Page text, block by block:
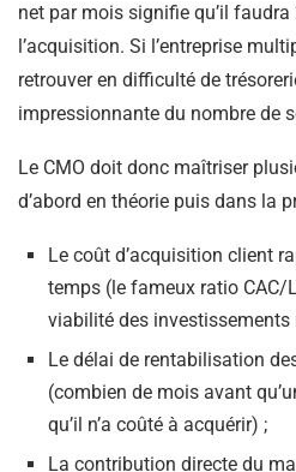
net par mois signifie qu’il
l’acquisition. Si l’entreprise
retrouver en difficulté de
impressionnante du nombre de
Le CMO doit donc maîtriser
d’abord en théorie puis dans la
Le coût d’acquisition client
temps (le fameux ratio CAC/
viabilité des investissements
Le délai de rentabilisation
(combien de mois avant
qu’il n’a coûté à acquérir) ;
La contribution directe du